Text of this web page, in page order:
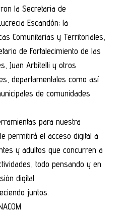
la Secretaria de
Escandón; la
Comunitarias y Territoriales,
de Fortalecimiento de las
Juan Arbitelli y otros
departamentales como así
de comunidades
para nuestra
permitirá el acceso digital a
y adultos que concurren a
todo pensando y en
digital.
juntos.